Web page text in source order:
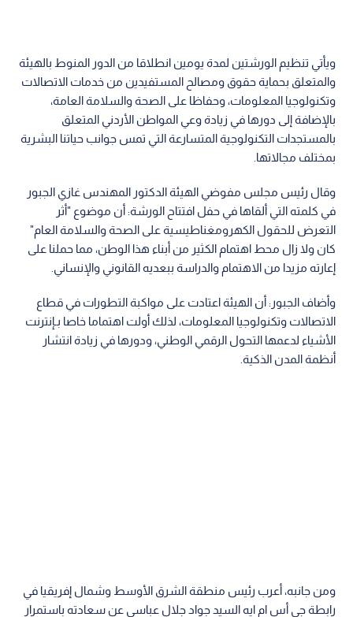
ويأتي تنظيم الورشتين لمدة يومين انطلاقا من الدور المنوط بالهيئة
والمتعلق بحماية حقوق ومصالح المستفيدين من خدمات الاتصالات
وتكنولوجيا المعلومات، وحفاظا على الصحة والسلامة العامة،
بالإضافة إلى دورها في زيادة وعي المواطن الأردني المتعلق
بالمستجدات التكنولوجية المتسارعة التي تمس جوانب حياتنا البشرية
بمختلف مجالاتها.
وقال رئيس مجلس مفوضي الهيئة الدكتور المهندس غازي الجبور
في كلمته التي ألقاها في حفل افتتاح الورشة: أن موضوع "أثر
التعرض للحقول الكهرومغناطيسية على الصحة والسلامة العام"
كان ولا زال محط اهتمام الكثير من أبناء هذا الوطن، مما حملنا على
إعارته مزيدا من الاهتمام والدراسة ببعديه القانوني والإنساني.
وأضاف الجبور: أن الهيئة اعتادت على مواكبة التطورات في قطاع
الاتصالات وتكنولوجيا المعلومات، لذلك أولت اهتماما خاصا بـإنترنت
الأشياء لدعمها التحول الرقمي الوطني، ودورها في زيادة انتشار
أنظمة المدن الذكية.
ومن جانبه، أعرب رئيس منطقة الشرق الأوسط وشمال إفريقيا في
رابطة جي أس ام ايه السيد جواد جلال عباسي عن سعادته باستمرار